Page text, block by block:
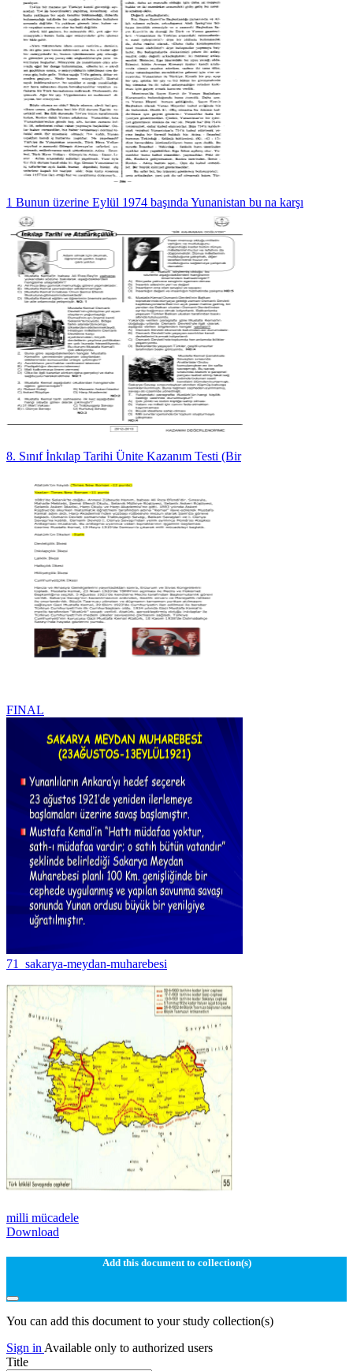
1 Bunun üzerine Eylül 1974 başında Yunanistan bu na karşı
8. Sınıf İnkılap Tarihi Ünite Kazanım Testi (Bir
FINAL
71_sakarya-meydan-muharebesi
milli mücadele
Download
Add this document to collection(s)
You can add this document to your study collection(s)
Sign in Available only to authorized users
Title